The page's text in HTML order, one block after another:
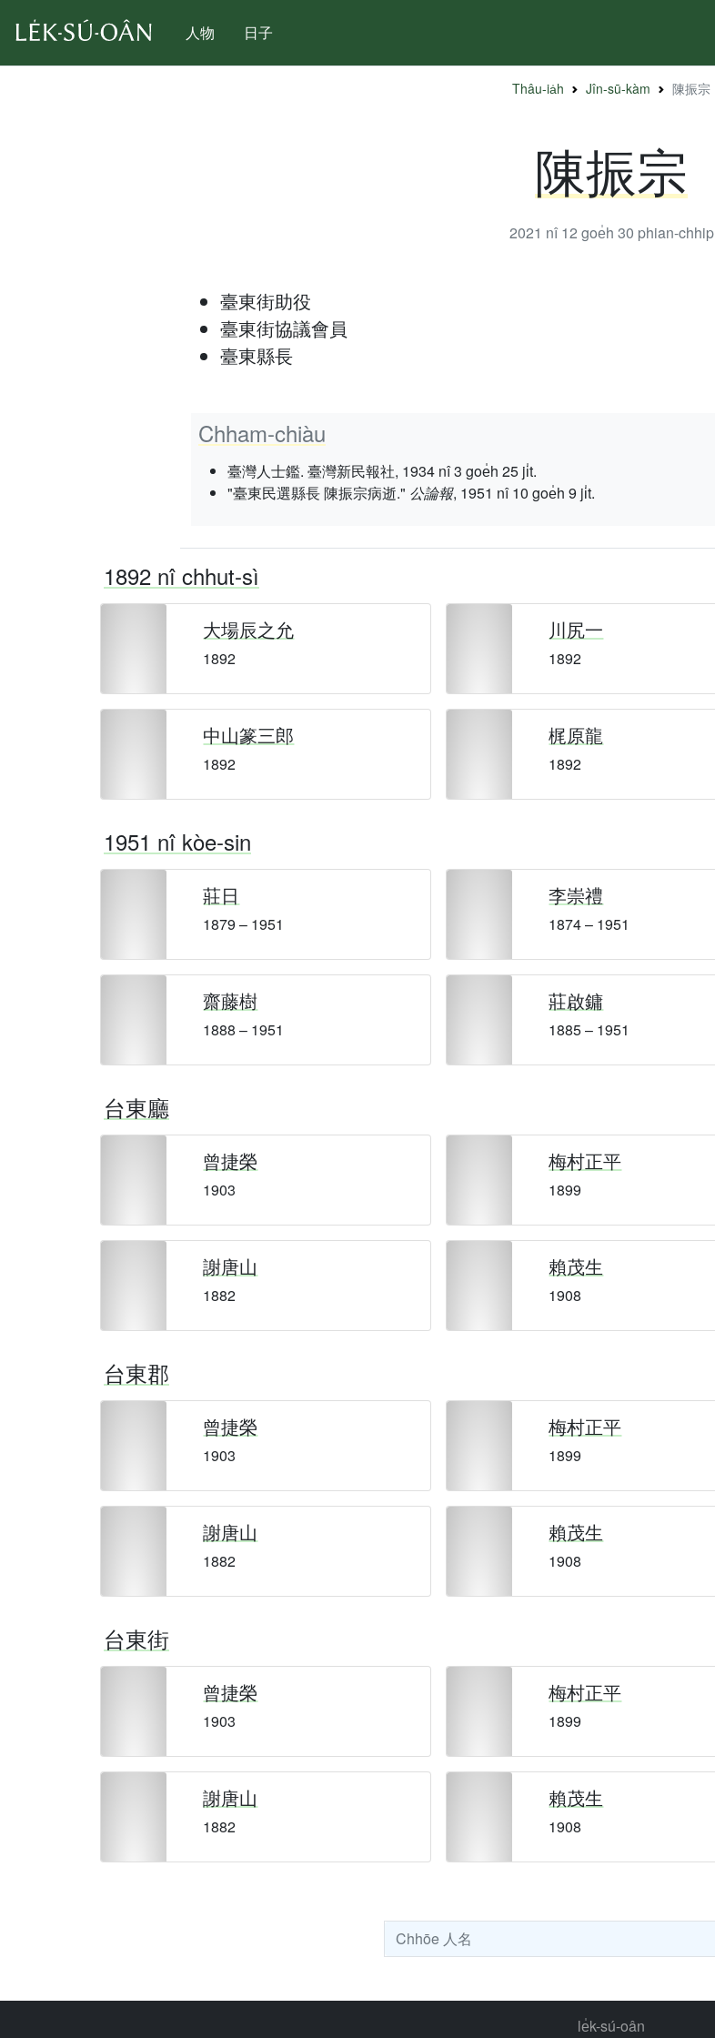
人物 日子
Thâu-ia̍h Jîn-sū-kàm 陳振宗
陳振宗
2021 nî 12 goe̍h 30 phian-chhip
臺東街助役
臺東街協議會員
臺東縣長
Chham-chiàu
臺灣人士鑑. 臺灣新民報社, 1934 nî 3 goe̍h 25 ji̍t.
"臺東民選縣長 陳振宗病逝." 公論報, 1951 nî 10 goe̍h 9 ji̍t.
1892 nî chhut-sì
大場辰之允
1892
川尻一
1892
中山篆三郎
1892
梶原龍
1892
1951 nî kòe-sin
莊日
1879 – 1951
李崇禮
1874 – 1951
齋藤樹
1888 – 1951
莊啟鏞
1885 – 1951
台東廳
曾捷榮
1903
梅村正平
1899
謝唐山
1882
賴茂生
1908
台東郡
曾捷榮
1903
梅村正平
1899
謝唐山
1882
賴茂生
1908
台東街
曾捷榮
1903
梅村正平
1899
謝唐山
1882
賴茂生
1908
le̍k-sú-oân